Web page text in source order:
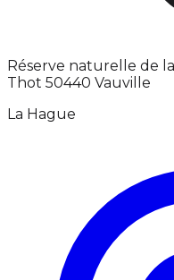
Réserve naturelle de
Thot 50440 Vauville
La Hague